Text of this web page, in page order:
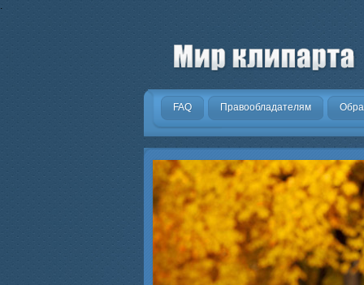
.
FAQ Правообладателям